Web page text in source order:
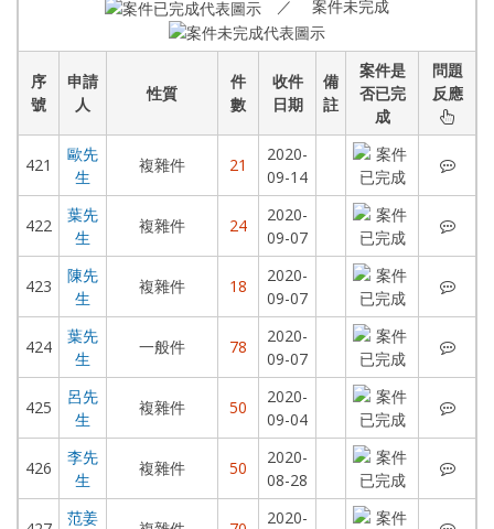
／ 案件未完成
序
號
申請
人
性質
件
數
收件
日期
備
註
案件是
否已完
成
問題
反應
421
歐先
生
複雜件 21
2020-
09-14
歐先
422
葉先
生
複雜件 24
2020-
09-07
葉先
423
陳先
生
複雜件 18
2020-
09-07
陳先
424
葉先
生
一般件 78
2020-
09-07
葉先
425
呂先
生
複雜件 50
2020-
09-04
呂先
426
李先
生
複雜件 50
2020-
08-28
李先
范姜 2020-